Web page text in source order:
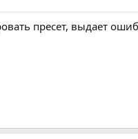
пресет, выдает